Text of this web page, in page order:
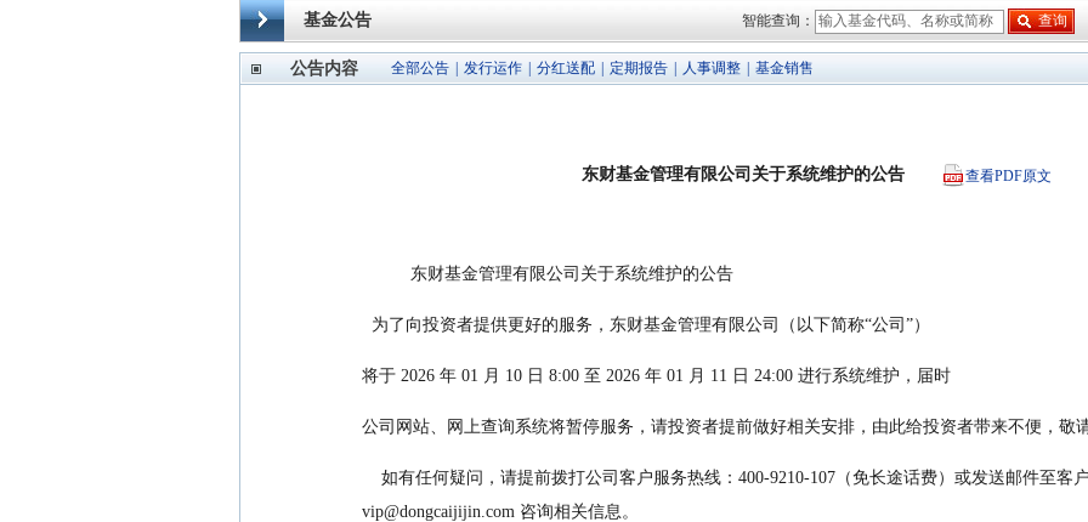
基金公告 智能查询：
公告内容 全部公告 发行运作 分红送配 定期报告 人事调整 基金销售
东财基金管理有限公司关于系统维护的公告 查看PDF原文
          东财基金管理有限公司关于系统维护的公告
  为了向投资者提供更好的服务，东财基金管理有限公司（以下简称“公司”）
将于 2026 年 01 月 10 日 8:00 至 2026 年 01 月 11 日 24:00 进行系统维护，届时
公司网站、网上查询系统将暂停服务，请投资者提前做好相关安排，由此给投资者带来不便，敬
vip@dongcaijijin.com 咨询相关信息。